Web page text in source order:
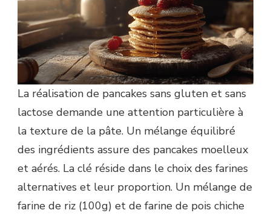
La réalisation de pancakes sans gluten et sans
lactose demande une attention particulière à
la texture de la pâte. Un mélange équilibré
des ingrédients assure des pancakes moelleux
et aérés. La clé réside dans le choix des farines
alternatives et leur proportion. Un mélange de
farine de riz (100g) et de farine de pois chiche